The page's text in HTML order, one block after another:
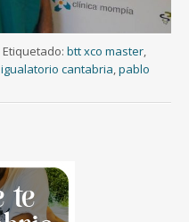
Etiquetado: btt xco master,
igualatorio cantabria,pablo